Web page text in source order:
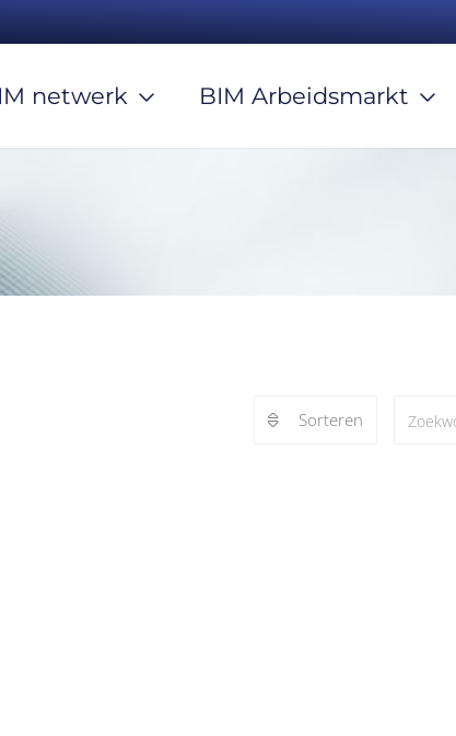
Sorteren
netwerk BIM Arbeidsmarkt